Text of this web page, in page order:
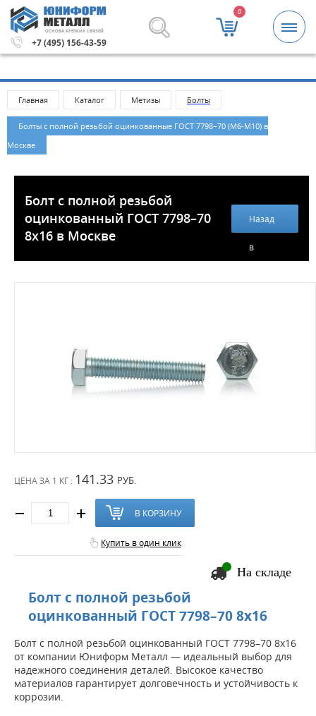
ОСНОВА КРЕПКИХ СВЯЗЕЙ
+7 (495) 156-43-59
0
5000 рублей.Метизы и крепежные изделия оптом.
Главная Каталог Метизы Болты
Болты с полной резьбой оцинкованные ГОСТ 7798–70 (М6-М10) в
Москве
Болт с полной резьбой
оцинкованный ГОСТ 7798–70
8х16 в Москве
Назад
в
ЦЕНА ЗА 1 КГ : 141.33 РУБ.
В КОРЗИНУ
Купить в один клик
На складе
Болт с полной резьбой
оцинкованный ГОСТ 7798–70 8х16
Болт с полной резьбой оцинкованный ГОСТ 7798–70 8х16
от компании Юниформ Металл — идеальный выбор для
надежного соединения деталей. Высокое качество
материалов гарантирует долговечность и устойчивость к
коррозии.